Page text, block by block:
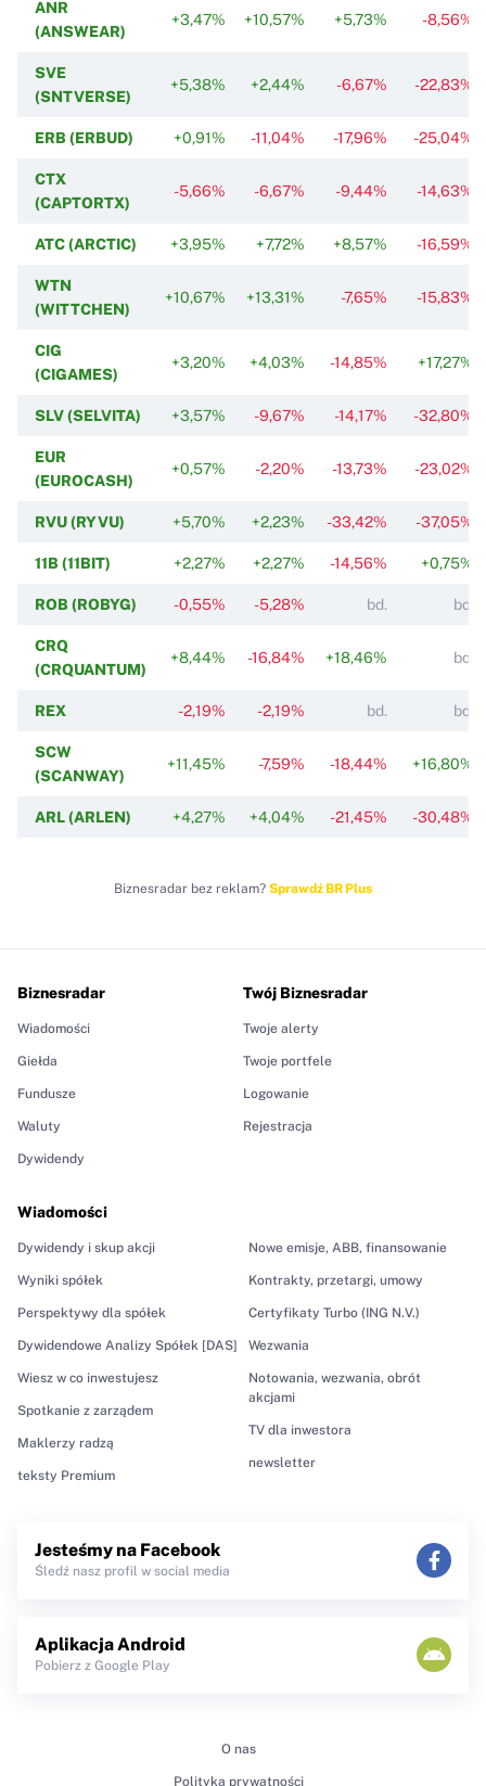
ANR
(ANSWEAR)
+3,47% +10,57% +5,73% -8,56%
SVE
(SNTVERSE)
+5,38% +2,44% -6,67% -22,83%
ERB (ERBUD) +0,91% -11,04% -17,96% -25,04%
CTX
(CAPTORTX)
-5,66% -6,67% -9,44% -14,63%
ATC (ARCTIC) +3,95% +7,72% +8,57% -16,59%
WTN
(WITTCHEN)
+10,67% +13,31% -7,65% -15,83%
CIG
(CIGAMES)
+3,20% +4,03% -14,85% +17,27%
SLV (SELVITA) +3,57% -9,67% -14,17% -32,80%
EUR
(EUROCASH)
+0,57% -2,20% -13,73% -23,02%
RVU (RYVU) +5,70% +2,23% -33,42% -37,05%
11B (11BIT) +2,27% +2,27% -14,56% +0,75%
ROB (ROBYG) -0,55% -5,28% bd. bd.
CRQ
(CRQUANTUM)
+8,44% -16,84% +18,46% bd.
REX -2,19% -2,19% bd. bd.
SCW
(SCANWAY)
+11,45% -7,59% -18,44% +16,80%
ARL (ARLEN) +4,27% +4,04% -21,45% -30,48%
Biznesradar bez reklam? Sprawdź BR Plus
Biznesradar
Wiadomości
Giełda
Fundusze
Waluty
Dywidendy
Wiadomości
Dywidendy i skup akcji
Wyniki spółek
Perspektywy dla spółek
Dywidendowe Analizy Spółek [DAS]
Wiesz w co inwestujesz
Spotkanie z zarządem
Maklerzy radzą
teksty Premium
Nowe emisje, ABB, finansowanie
Kontrakty, przetargi, umowy
Certyfikaty Turbo (ING N.V.)
Wezwania
Notowania, wezwania, obrót
akcjami
TV dla inwestora
newsletter
Twój Biznesradar
Twoje alerty
Twoje portfele
Logowanie
Rejestracja
Jesteśmy na Facebook
Śledź nasz profil w social media
Aplikacja Android
Pobierz z Google Play
O nas
Polityka prywatności